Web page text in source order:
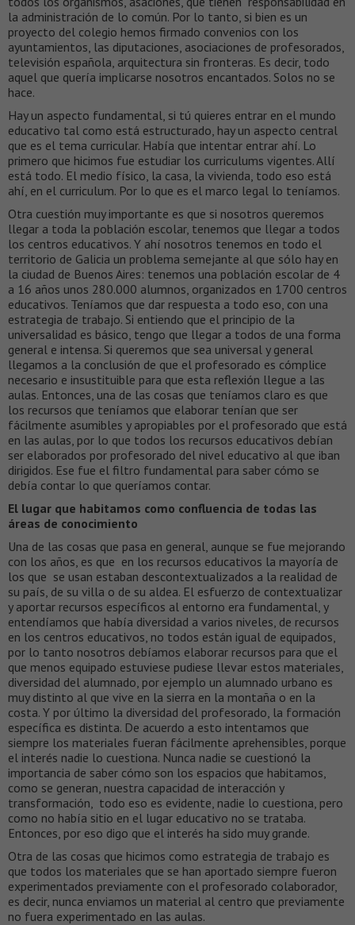
la administración de lo común. Por lo tanto, si bien es un
proyecto del colegio hemos firmado convenios con los
ayuntamientos, las diputaciones, asociaciones de profesorados,
televisión española, arquitectura sin fronteras. Es decir, todo
aquel que quería implicarse nosotros encantados. Solos no se
hace.
Hay un aspecto fundamental, si tú quieres entrar en el mundo
educativo tal como está estructurado, hay un aspecto central
que es el tema curricular. Había que intentar entrar ahí. Lo
primero que hicimos fue estudiar los curriculums vigentes. Allí
está todo. El medio físico, la casa, la vivienda, todo eso está
ahí, en el curriculum. Por lo que es el marco legal lo teníamos.
Otra cuestión muy importante es que si nosotros queremos
llegar a toda la población escolar, tenemos que llegar a todos
los centros educativos. Y ahí nosotros tenemos en todo el
territorio de Galicia un problema semejante al que sólo hay en
la ciudad de Buenos Aires: tenemos una población escolar de 4
a 16 años unos 280.000 alumnos, organizados en 1700 centros
educativos. Teníamos que dar respuesta a todo eso, con una
estrategia de trabajo. Si entiendo que el principio de la
universalidad es básico, tengo que llegar a todos de una forma
general e intensa. Si queremos que sea universal y general
llegamos a la conclusión de que el profesorado es cómplice
necesario e insustituible para que esta reflexión llegue a las
aulas. Entonces, una de las cosas que teníamos claro es que
los recursos que teníamos que elaborar tenían que ser
fácilmente asumibles y apropiables por el profesorado que está
en las aulas, por lo que todos los recursos educativos debían
ser elaborados por profesorado del nivel educativo al que iban
dirigidos. Ese fue el filtro fundamental para saber cómo se
debía contar lo que queríamos contar.
El lugar que habitamos como confluencia de todas las
áreas de conocimiento
Una de las cosas que pasa en general, aunque se fue mejorando
con los años, es que en los recursos educativos la mayoría de
los que se usan estaban descontextualizados a la realidad de
su país, de su villa o de su aldea. El esfuerzo de contextualizar
y aportar recursos específicos al entorno era fundamental, y
entendíamos que había diversidad a varios niveles, de recursos
en los centros educativos, no todos están igual de equipados,
por lo tanto nosotros debíamos elaborar recursos para que el
que menos equipado estuviese pudiese llevar estos materiales,
diversidad del alumnado, por ejemplo un alumnado urbano es
muy distinto al que vive en la sierra en la montaña o en la
costa. Y por último la diversidad del profesorado, la formación
específica es distinta. De acuerdo a esto intentamos que
siempre los materiales fueran fácilmente aprehensibles, porque
el interés nadie lo cuestiona. Nunca nadie se cuestionó la
importancia de saber cómo son los espacios que habitamos,
como se generan, nuestra capacidad de interacción y
transformación, todo eso es evidente, nadie lo cuestiona, pero
como no había sitio en el lugar educativo no se trataba.
Entonces, por eso digo que el interés ha sido muy grande.
Otra de las cosas que hicimos como estrategia de trabajo es
que todos los materiales que se han aportado siempre fueron
experimentados previamente con el profesorado colaborador,
es decir, nunca enviamos un material al centro que previamente
no fuera experimentado en las aulas.